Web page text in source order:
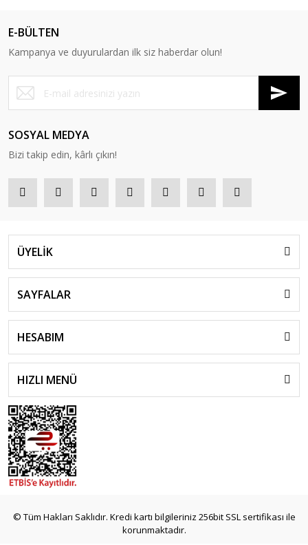
E-BÜLTEN
Kampanya ve duyurulardan ilk siz haberdar olun!
SOSYAL MEDYA
Bizi takip edin, kârlı çıkın!
ÜYELİK
SAYFALAR
HESABIM
HIZLI MENÜ
© Tüm Hakları Saklıdır. Kredi kartı bilgileriniz 256bit SSL sertifikası ile
korunmaktadır.